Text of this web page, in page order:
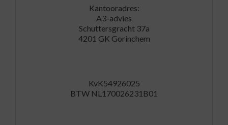
Kantooradres:
A3-advies
Schuttersgracht 37a
4201 GK Gorinchem
KvK54926025
BTW NL170026231B01